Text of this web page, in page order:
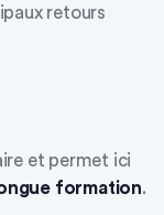
retours
et permet ici
formation.